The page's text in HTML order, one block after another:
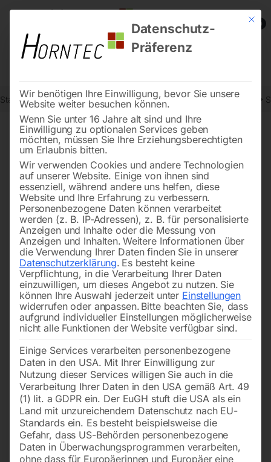
0
Start Werkstatttechnik Lade-Startgeräte und Stationen-Zubehör
Schalter Nr. 7
Mit
Datenschutz-
Präferenz
Wir benötigen Ihre Einwilligung, bevor Sie unsere
Website weiter besuchen können.
Wenn Sie unter 16 Jahre alt sind und Ihre
Einwilligung zu optionalen Services geben
möchten, müssen Sie Ihre Erziehungsberechtigten
um Erlaubnis bitten.
Wir verwenden Cookies und andere Technologien
auf unserer Website. Einige von ihnen sind
essenziell, während andere uns helfen, diese
Website und Ihre Erfahrung zu verbessern.
Personenbezogene Daten können verarbeitet
werden (z. B. IP-Adressen), z. B. für personalisierte
Anzeigen und Inhalte oder die Messung von
Anzeigen und Inhalten. Weitere Informationen über
die Verwendung Ihrer Daten finden Sie in unserer
Datenschutzerklärung. Es besteht keine
Verpflichtung, in die Verarbeitung Ihrer Daten
einzuwilligen, um dieses Angebot zu nutzen. Sie
können Ihre Auswahl jederzeit unter Einstellungen
widerrufen oder anpassen. Bitte beachten Sie, dass
aufgrund individueller Einstellungen möglicherweise
nicht alle Funktionen der Website verfügbar sind.
Einige Services verarbeiten personenbezogene
Daten in den USA. Mit Ihrer Einwilligung zur
Nutzung dieser Services willigen Sie auch in die
Verarbeitung Ihrer Daten in den USA gemäß Art. 49
(1) lit. a GDPR ein. Der EuGH stuft die USA als ein
Land mit unzureichendem Datenschutz nach EU-
Standards ein. Es besteht beispielsweise die
Gefahr, dass US-Behörden personenbezogene
Daten in Überwachungsprogrammen verarbeiten,
ohne dass für Europäerinnen und Europäer eine